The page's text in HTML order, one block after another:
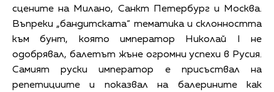
сцените на Милано, Санкт Петербург и Москва.
Въпреки „бандитската“ тематика и склонността
към бунт, която император Николай I не
одобрявал, балетът жъне огромни успехи в Русия.
Самият руски император е присъствал на
репетициите и показвал на балерините как